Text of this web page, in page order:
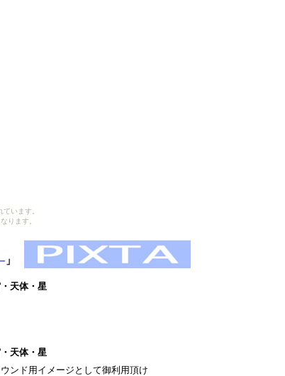
います。
ります。
天体・星
天体・星
ンド用イメージとして御利用頂け